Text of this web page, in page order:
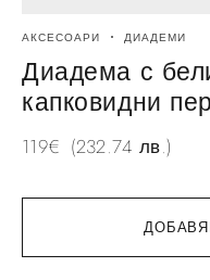
АКСЕСОАРИ ДИАДЕМИ
Диадема с
капковидни
119€ (232.74 лв.)